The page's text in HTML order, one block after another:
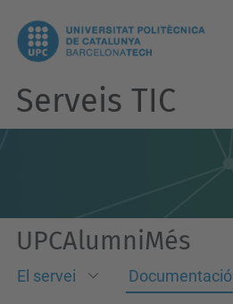
Serveis TIC
UPCAlumniMés
El servei Documentació